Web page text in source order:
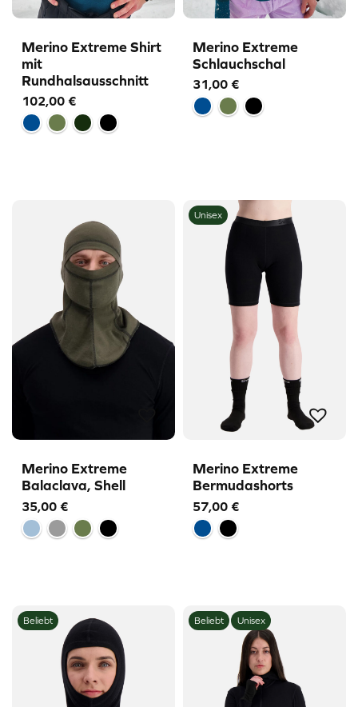
Merino Extreme Shirt
mit
Rundhalsausschnitt
102,00 €
Merino Extreme
Schlauchschal
31,00 €
Merino Extreme
Balaclava, Shell
35,00 €
Unisex
Merino Extreme
Bermudashorts
57,00 €
Beliebt Beliebt Unisex